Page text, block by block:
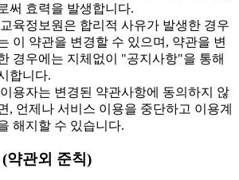
써 효력을 발생합니다.
육정보원은 합리적 사유가 발생한 경우
이 약관을 변경할 수 있으며, 약관을 변
경우에는 지체없이 "공지사항"을 통해
합니다.
용자는 변경된 약관사항에 동의하지 않
, 언제나 서비스 이용을 중단하고 이용계
해지할 수 있습니다.
약관외 준칙)